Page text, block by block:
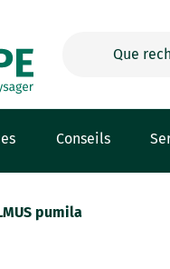
Conseils
pumila